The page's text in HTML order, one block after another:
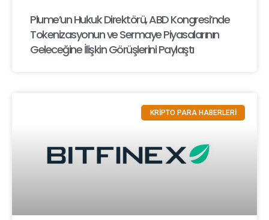
Plume’un Hukuk Direktörü, ABD Kongresi’nde
Tokenizasyonun ve Sermaye Piyasalarının
Geleceğine İlişkin Görüşlerini Paylaştı
KRİPTO PARA HABERLERİ